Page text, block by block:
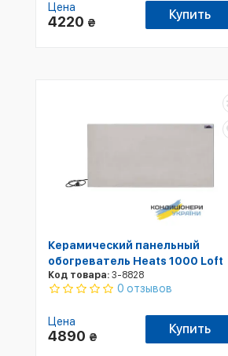
Цена
4220 ₴
Купить
Керамический панельный
обогреватель Heats 1000 Loft
Код товара: 3-8828
0 отзывов
Цена
4890 ₴
Купить